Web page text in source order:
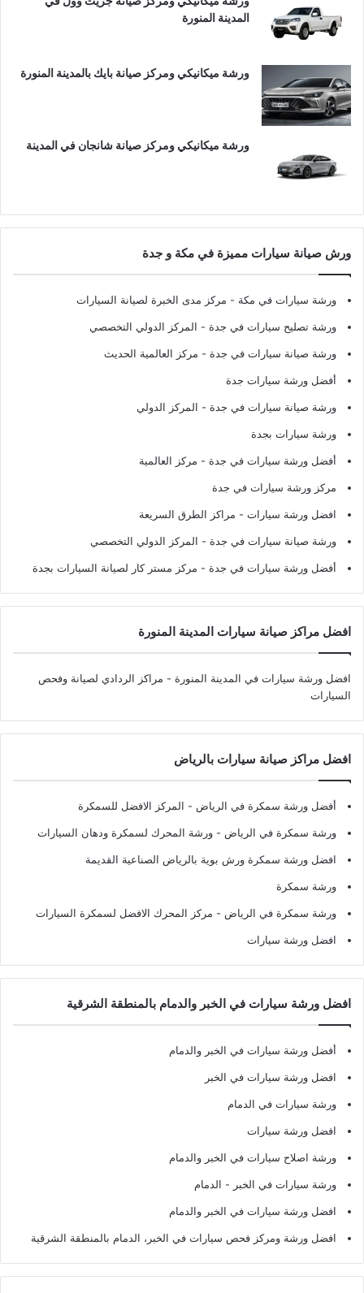
المدينة المنورة
ورشة ميكانيكي ومركز صيانة بايك بالمدينة المنورة
ورشة ميكانيكي ومركز صيانة شانجان في المدينة
ورش صيانة سيارات مميزة في مكة و جدة
ورشة سيارات في مكة - مركز مدى الخبرة لصيانة السيارات
ورشة تصليح سيارات في جدة - المركز الدولي التخصصي
ورشة صيانة سيارات في جدة - مركز العالمية الحديث
أفضل ورشة سيارات جدة
ورشة صيانة سيارات في جدة - المركز الدولي
ورشة سيارات بجدة
أفضل ورشة سيارات في جدة - مركز العالمية
مركز ورشة سيارات في جدة
افضل ورشة سيارات - مراكز الطرق السريعة
ورشة صيانة سيارات في جدة - المركز الدولي التخصصي
أفضل ورشة سيارات في جدة - مركز مستر كار لصيانة السيارات بجدة
افضل مراكز صيانة سيارات المدينة المنورة
افضل ورشة سيارات في المدينة المنورة - مراكز الردادي لصيانة وفحص
السيارات
افضل مراكز صيانة سيارات بالرياض
أفضل ورشة سمكرة في الرياض - المركز الافضل للسمكرة
ورشة سمكرة في الرياض - ورشة المحرك لسمكرة ودهان السيارات
افضل ورشة سمكرة ورش بوية بالرياض الصناعية القديمة
ورشة سمكرة
ورشة سمكرة في الرياض - مركز المحرك الافضل لسمكرة السيارات
افضل ورشة سيارات
افضل ورشة سيارات في الخبر والدمام بالمنطقة الشرقية
أفضل ورشة سيارات في الخبر والدمام
افضل ورشة سيارات في الخبر
ورشة سيارات في الدمام
افضل ورشة سيارات
ورشة اصلاح سيارات في الخبر والدمام
ورشة سيارات في الخبر - الدمام
افضل ورشة سيارات في الخبر والدمام
افضل ورشة ومركز فحص سيارات في الخبر، الدمام بالمنطقة الشرقية